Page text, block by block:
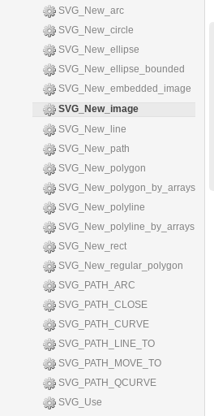
SVG_New_arc
SVG_New_circle
SVG_New_ellipse
SVG_New_ellipse_bounded
SVG_New_embedded_image
SVG_New_image
SVG_New_line
SVG_New_path
SVG_New_polygon
SVG_New_polygon_by_arrays
SVG_New_polyline
SVG_New_polyline_by_arrays
SVG_New_rect
SVG_New_regular_polygon
SVG_PATH_ARC
SVG_PATH_CLOSE
SVG_PATH_CURVE
SVG_PATH_LINE_TO
SVG_PATH_MOVE_TO
SVG_PATH_QCURVE
SVG_Use